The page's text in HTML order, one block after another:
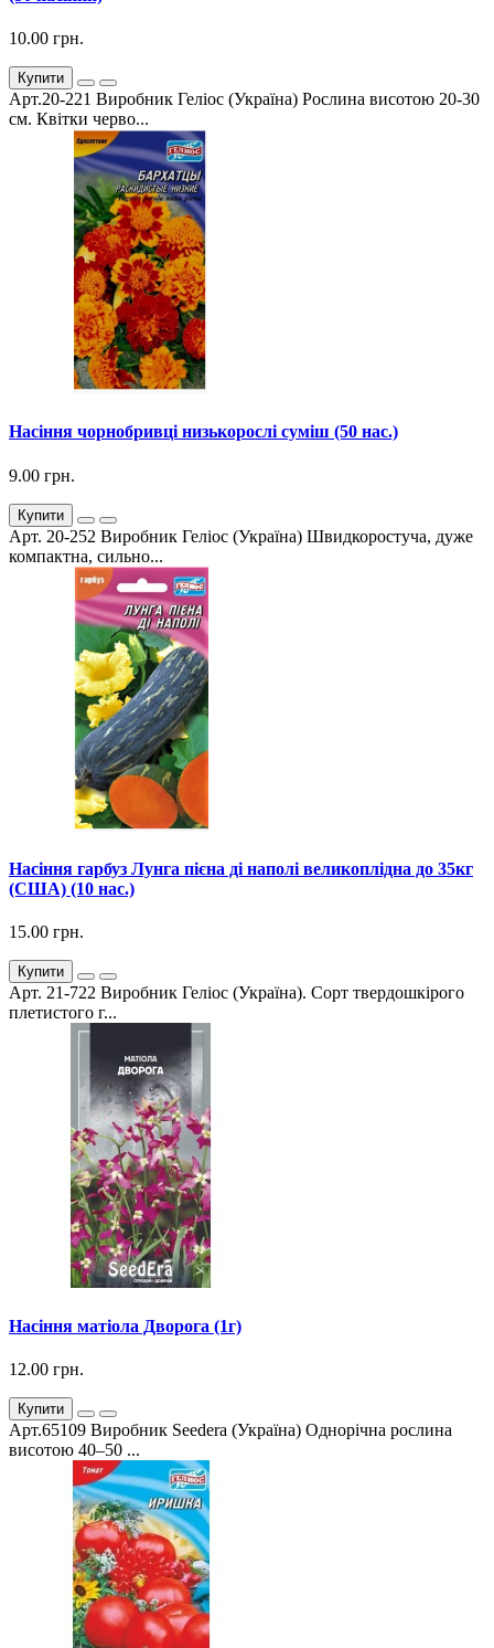
10.00 грн.
Купити
Арт.20-221 Виробник Геліос (Україна) Рослина висотою 20-30
см. Квітки черво...
Насіння чорнобривці низькорослі суміш (50 нас.)
9.00 грн.
Купити
Арт. 20-252 Виробник Геліос (Україна) Швидкоростуча, дуже
компактна, сильно...
Насіння гарбуз Лунга пієна ді наполі великоплідна до 35кг
(США) (10 нас.)
15.00 грн.
Купити
Арт. 21-722 Виробник Геліос (Україна). Сорт твердошкірого
плетистого г...
Насіння матіола Дворога (1г)
12.00 грн.
Купити
Арт.65109 Виробник Seedera (Україна) Однорічна рослина
висотою 40–50 ...